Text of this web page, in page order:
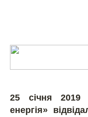
25 січня
енергія»